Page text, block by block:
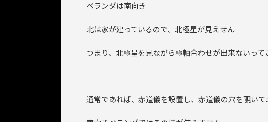
ベランダは南向き
北は家が建っているので、北極星が見えせん
つまり、北極星を見ながら極軸合わせが出来ないって
通常であれば、赤道儀を設置し、赤道儀の穴を覗い